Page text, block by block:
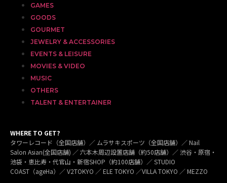
GAMES
GOODS
GOURMET
JEWELRY & ACCESSORIES
EVENTS & LEISURE
MOVIES & VIDEO
MUSIC
OTHERS
TALENT & ENTERTAINER
WHERE TO GET?
タワーレコード（全国店舗）／ ムラサキスポーツ（全国店舗）／ Nail
Salon Asian(全国店舗) ／ 六本木周辺設置店舗（約50店舗）／ 渋谷・原宿・
池袋・恵比寿・代官山・新宿SHOP（約100店舗）／ STUDIO
COAST（ageHa）／ V2TOKYO ／ ELE TOKYO ／VILLA TOKYO ／ MEZZO